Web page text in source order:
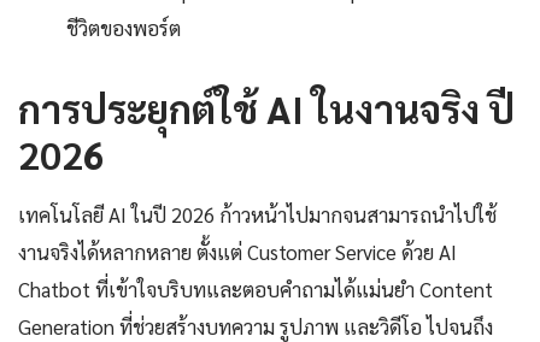
ชีวิตของพอร์ต
การประยุกต์ใช้ AI ในงานจริง ปี
2026
เทคโนโลยี AI ในปี 2026 ก้าวหน้าไปมากจนสามารถนำไปใช้
งานจริงได้หลากหลาย ตั้งแต่ Customer Service ด้วย AI
Chatbot ที่เข้าใจบริบทและตอบคำถามได้แม่นยำ Content
Generation ที่ช่วยสร้างบทความ รูปภาพ และวิดีโอ ไปจนถึง